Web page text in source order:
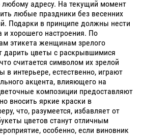
адресу. На текущий момент
любые праздники без весенних
Подарки в принципе должны нести
и хорошего настроения. По
этикета женщинам зрелого
дарить цветы с раскрывшимися
считается символом их зрелой
интерьере, естественно, играют
акцента, влияющего на
композиции предоставляют
вносить яркие краски в
что, разумеется, избавляет от
цветов станут отличным
особенно, если виновник